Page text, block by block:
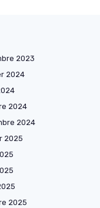
2023
2024
2024
2024
2025
2025